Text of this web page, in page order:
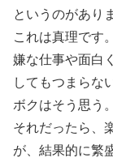
というのがあり
これは真理です。
嫌な仕事や面白
してもつまらない
ボクはそう思う。
それだったら、
が、結果的に繁